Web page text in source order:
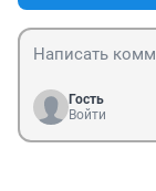
Гость
Войти